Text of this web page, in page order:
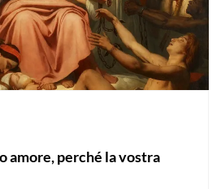
amore, perché la vostra